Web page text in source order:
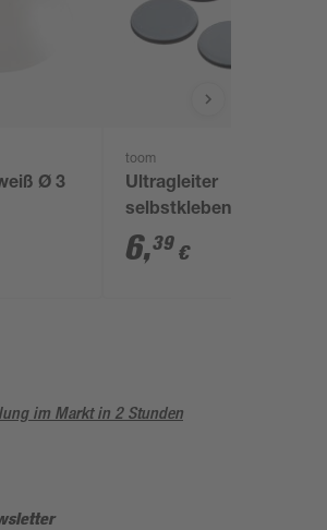
Ø 3
toom
Ultragleiter
selbstklebend Ø 5 cm
grau 4 Stück
6,39 €
im Markt in 2 Stunden